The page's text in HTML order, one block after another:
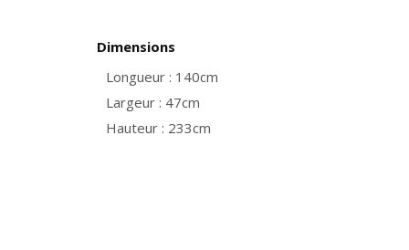
Dimensions
Longueur : 140cm
Largeur : 47cm
Hauteur : 233cm